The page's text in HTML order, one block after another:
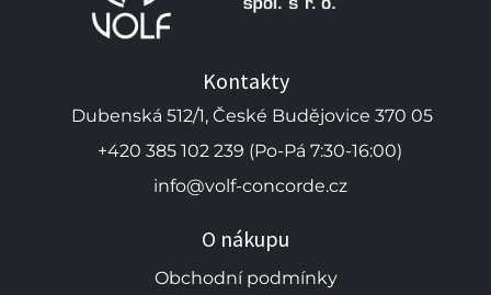
Kontakty
Dubenská 512/1, České Budějovice 370 05
+420 385 102 239 (Po-Pá 7:30-16:00)
info@volf-concorde.cz
O nákupu
Obchodní podmínky